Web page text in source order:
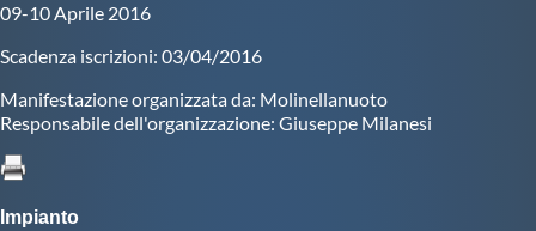
Fondo
09-10 Aprile 2016
Scadenza iscrizioni: 03/04/2016
Manifestazione organizzata da: Molinellanuoto
Responsabile dell'organizzazione: Giuseppe Milanesi
Impianto